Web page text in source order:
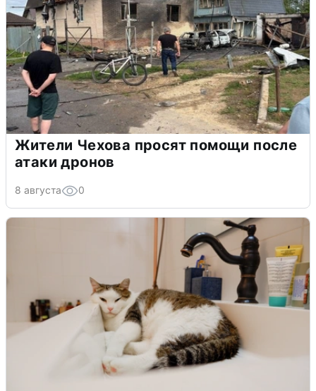
Жители Чехова просят помощи после
атаки дронов
8 августа 0